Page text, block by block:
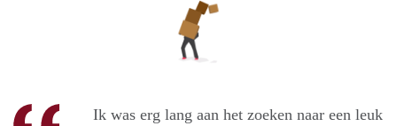
Ik was erg lang aan het zoeken naar een leuk